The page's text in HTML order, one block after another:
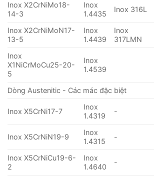
Inox X2CrNiMo18-
14-3
Inox
1.4435
Inox 316L
Inox X2CrNiMoN17-
13-5
Inox
1.4439
Inox
317LMN
Inox
X1NiCrMoCu25-20-
5
Inox
1.4539
Dòng Austenitic - Các mác đặc biệt
Inox X5CrNi17-7
Inox
1.4319
-
Inox X5CrNiN19-9
Inox
1.4315
-
Inox X5CrNiCu19-6-
2
Inox
1.4640
-